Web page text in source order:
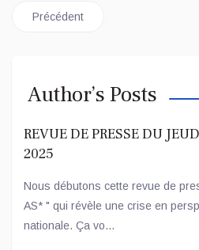
Article précédent : Changement
Précédent
Author’s Posts
REVUE DE PRESSE DU
2025
Nous débutons cette revue de
AS* " qui révèle une crise en
nationale. Ça vo...